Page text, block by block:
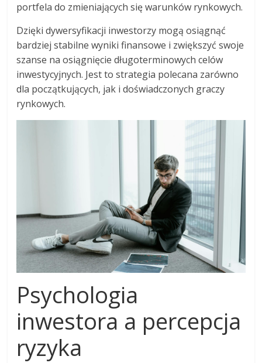
portfela do zmieniających się warunków rynkowych.
Dzięki dywersyfikacji inwestorzy mogą osiągnąć
bardziej stabilne wyniki finansowe i zwiększyć swoje
szanse na osiągnięcie długoterminowych celów
inwestycyjnych. Jest to strategia polecana zarówno
dla początkujących, jak i doświadczonych graczy
rynkowych.
Psychologia
inwestora a percepcja
ryzyka